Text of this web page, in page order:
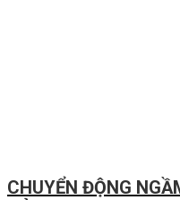
CHUYỂN ĐỘNG